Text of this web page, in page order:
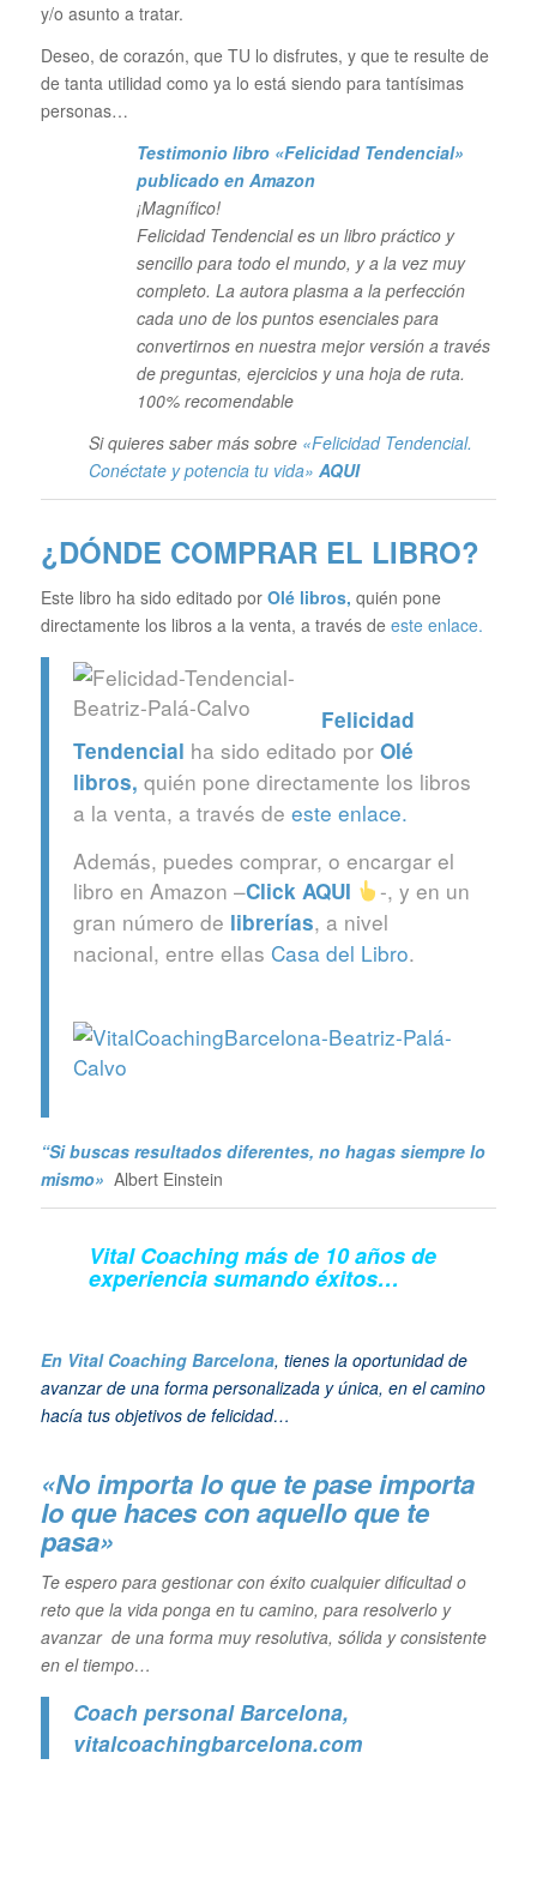
y/o asunto a tratar.
Deseo, de corazón, que TU lo disfrutes, y que te resulte de
de tanta utilidad como ya lo está siendo para tantísimas
personas…
Testimonio libro «Felicidad Tendencial»
publicado en Amazon
¡Magnífico!
Felicidad Tendencial es un libro práctico y
sencillo para todo el mundo, y a la vez muy
completo. La autora plasma a la perfección
cada uno de los puntos esenciales para
convertirnos en nuestra mejor versión a través
de preguntas, ejercicios y una hoja de ruta.
100% recomendable
Si quieres saber más sobre «Felicidad Tendencial.
Conéctate y potencia tu vida» AQUI
¿DÓNDE COMPRAR EL LIBRO?
Este libro ha sido editado por Olé libros, quién pone
directamente los libros a la venta, a través de este enlace.
Felicidad
Tendencial ha sido editado por Olé
libros, quién pone directamente los libros
a la venta, a través de este enlace.
Además, puedes comprar, o encargar el
libro en Amazon –Click AQUI
-, y en un
gran número de librerías, a nivel
nacional, entre ellas Casa del Libro.
“Si buscas resultados diferentes, no hagas siempre lo
mismo» Albert Einstein
Vital Coaching más de 10 años de
experiencia sumando éxitos…
En Vital Coaching Barcelona, tienes la oportunidad de
avanzar de una forma personalizada y única, en el camino
hacía tus objetivos de felicidad…
«No importa lo que te pase importa
lo que haces con aquello que te
pasa»
Te espero para gestionar con éxito cualquier dificultad o
reto que la vida ponga en tu camino, para resolverlo y
avanzar de una forma muy resolutiva, sólida y consistente
en el tiempo…
Coach personal Barcelona,
vitalcoachingbarcelona.com